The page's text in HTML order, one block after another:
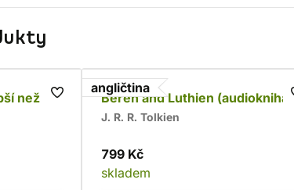
než
angličtina
Beren and Luthien (audiokniha)
J. R. R. Tolkien
799 Kč
skladem